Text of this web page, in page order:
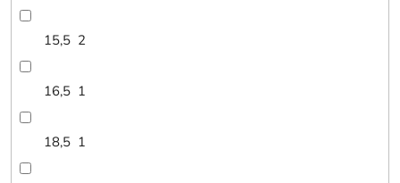
15,5 2
16,5 1
18,5 1